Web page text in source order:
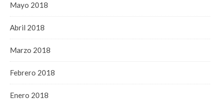
Mayo 2018
Abril 2018
Marzo 2018
Febrero 2018
Enero 2018